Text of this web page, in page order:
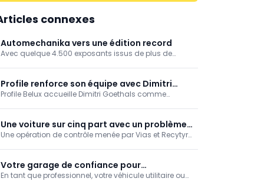
connexes
Automechanika vers une édition record
Avec quelque 4.500 exposants issus de plus de
vente automobile. L'IA, la numérisation, la formation
et le remanufacturing seront au centre de l'édition
Profile renforce son équipe avec Dimitri
Goethals
Profile Belux accueille Dimitri Goethals comme
au service du développement et de
l'accompagnement du réseau belge.
Une voiture sur cinq part avec un problème
de pneus
Une opération de contrôle menée par Vias et Recytyre
état. Une pression incorrecte reste toutefois un
problème fréquent.
Votre garage de confiance pour
professionnels
En tant que professionnel, votre véhicule utilitaire ou